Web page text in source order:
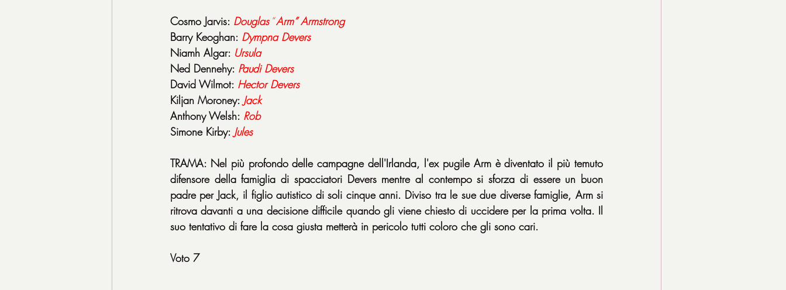
Cosmo Jarvis: Douglas “Arm” Armstrong
Barry Keoghan: Dympna Devers
Niamh Algar: Ursula
Ned Dennehy: Paudi Devers
David Wilmot: Hector Devers
Kiljan Moroney: Jack
Anthony Welsh: Rob
Simone Kirby: Jules
TRAMA: Nel più profondo delle campagne dell'Irlanda, l'ex pugile Arm è diventato il più temuto
difensore della famiglia di spacciatori Devers mentre al contempo si sforza di essere un buon
padre per Jack, il figlio autistico di soli cinque anni. Diviso tra le sue due diverse famiglie, Arm si
ritrova davanti a una decisione difficile quando gli viene chiesto di uccidere per la prima volta. Il
suo tentativo di fare la cosa giusta metterà in pericolo tutti coloro che gli sono cari.
Voto 7